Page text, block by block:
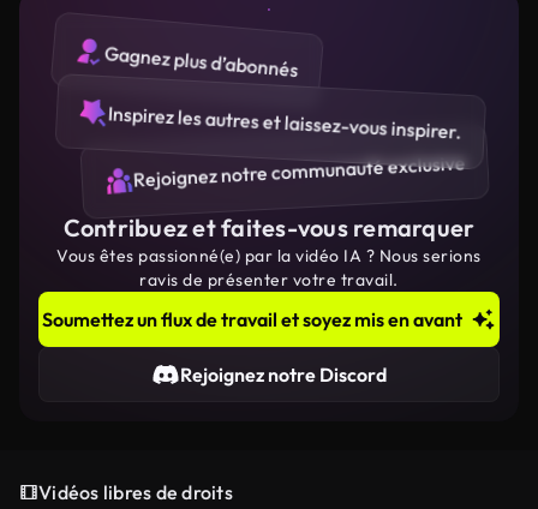
Gagnez plus d’abonnés
Inspirez les autres et laissez-vous inspirer.
Rejoignez notre communauté exclusive
Contribuez et faites-vous remarquer
Vous êtes passionné(e) par la vidéo IA ? Nous serions
ravis de présenter votre travail.
Soumettez un flux de travail et soyez mis en avant
Rejoignez notre Discord
Vidéos libres de droits